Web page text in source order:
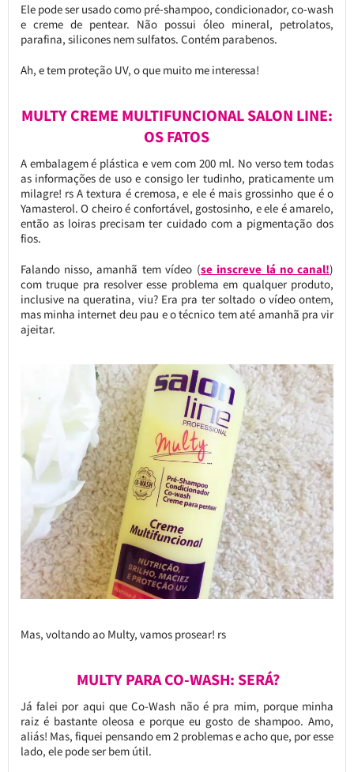
Ele pode ser usado como pré-shampoo, condicionador, co-wash
e creme de pentear. Não possui óleo mineral, petrolatos,
parafina, silicones nem sulfatos. Contém parabenos.
Ah, e tem proteção UV, o que muito me interessa!
MULTY CREME MULTIFUNCIONAL SALON LINE:
OS FATOS
A embalagem é plástica e vem com 200 ml. No verso tem todas
as informações de uso e consigo ler tudinho, praticamente um
milagre! rs A textura é cremosa, e ele é mais grossinho que é o
Yamasterol. O cheiro é confortável, gostosinho, e ele é amarelo,
então as loiras precisam ter cuidado com a pigmentação dos
fios.
Falando nisso, amanhã tem vídeo (se inscreve lá no canal!)
com truque pra resolver esse problema em qualquer produto,
inclusive na queratina, viu? Era pra ter soltado o vídeo ontem,
mas minha internet deu pau e o técnico tem até amanhã pra vir
ajeitar.
Mas, voltando ao Multy, vamos prosear! rs
MULTY PARA CO-WASH: SERÁ?
Já falei por aqui que Co-Wash não é pra mim, porque minha
raiz é bastante oleosa e porque eu gosto de shampoo. Amo,
aliás! Mas, fiquei pensando em 2 problemas e acho que, por esse
lado, ele pode ser bem útil.